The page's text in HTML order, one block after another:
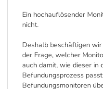
Ein hochauflösender
nicht.
Deshalb beschäftigen
der Frage, welcher
auch damit, wie dieser in
Befundungsprozess
Befundungsmonitoren